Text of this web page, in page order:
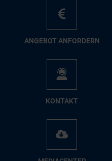
AN­GE­BOT AN­FOR­DERN
KON­TAKT